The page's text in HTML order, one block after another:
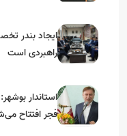
ایجاد بندر
راهبردی است
فجر افتتاح